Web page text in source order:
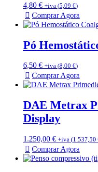
4,80 € +iva (5,09 €)
Comprar Agora
Pó
6,50 € +iva (8,00 €)
Comprar Agora
DAE Metrax
Display
1.250,00 € +iva (1.537,50
Comprar Agora